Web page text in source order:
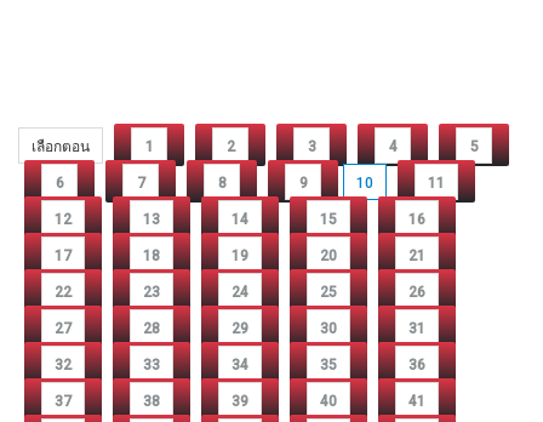
เลือกตอน 1 2 3 4 5
6 7 8 9 10 11
12 13 14 15 16
17 18 19 20 21
22 23 24 25 26
27 28 29 30 31
32 33 34 35 36
37 38 39 40 41